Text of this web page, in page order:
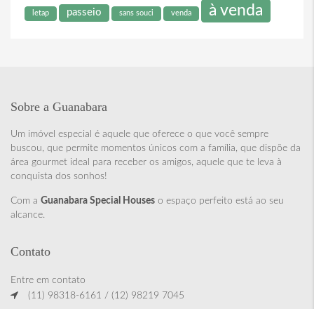
letap passeio sans souci venda à venda
Sobre a Guanabara
Um imóvel especial é aquele que oferece o que você sempre
buscou, que permite momentos únicos com a família, que dispõe da
área gourmet ideal para receber os amigos, aquele que te leva à
conquista dos sonhos!
Com a Guanabara Special Houses o espaço perfeito está ao seu
alcance.
Contato
Entre em contato
(11) 98318-6161 / (12) 98219 7045